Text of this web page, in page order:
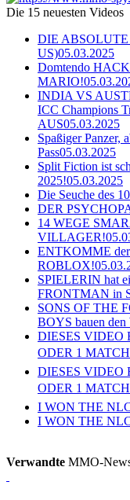
Die 15 neuesten Videos
DIE
US)05.03.2025
Domtendo
MARIO!
INDIA VS
ICC Champions
AUS05.03.2025
Spaßiger Panzer,
Pass05.03.2025
Split Fiction ist
2025!05.03.2025
Die Seuche des
DER
14 WEGE
VILLAGER!
ENTKOMME
ROBLOX!
SPIELERIN hat
FRONTMAN in
SONS OF THE
BOYS bauen
DIESES VIDEO
ODER 1
DIESES VIDEO
ODER 1
I WON THE
I WON THE
Verwandte MMO-